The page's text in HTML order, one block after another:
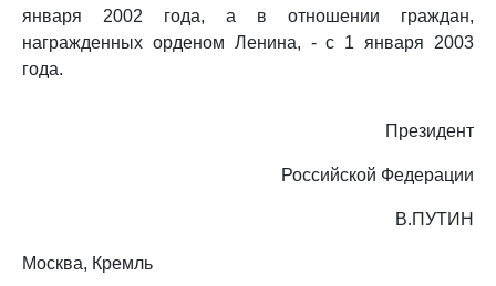
января 2002 года, а в отношении граждан,
награжденных орденом Ленина, - с 1 января 2003
года.
Президент
Российской Федерации
В.ПУТИН
Москва, Кремль